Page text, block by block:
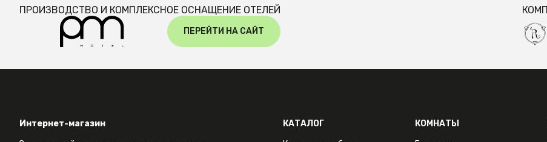
ПРОИЗВОДСТВО И КОМПЛЕКСНОЕ ОСНАЩЕНИЕ ОТЕЛЕЙ
ПЕРЕЙТИ НА САЙТ
Интернет-магазин
КАТАЛОГ
КОМНАТЫ